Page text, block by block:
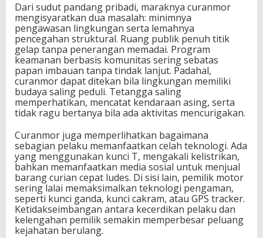
Dari sudut pandang pribadi, maraknya curanmor
mengisyaratkan dua masalah: minimnya
pengawasan lingkungan serta lemahnya
pencegahan struktural. Ruang publik penuh titik
gelap tanpa penerangan memadai. Program
keamanan berbasis komunitas sering sebatas
papan imbauan tanpa tindak lanjut. Padahal,
curanmor dapat ditekan bila lingkungan memiliki
budaya saling peduli. Tetangga saling
memperhatikan, mencatat kendaraan asing, serta
tidak ragu bertanya bila ada aktivitas mencurigakan.
Curanmor juga memperlihatkan bagaimana
sebagian pelaku memanfaatkan celah teknologi. Ada
yang menggunakan kunci T, mengakali kelistrikan,
bahkan memanfaatkan media sosial untuk menjual
barang curian cepat ludes. Di sisi lain, pemilik motor
sering lalai memaksimalkan teknologi pengaman,
seperti kunci ganda, kunci cakram, atau GPS tracker.
Ketidakseimbangan antara kecerdikan pelaku dan
kelengahan pemilik semakin memperbesar peluang
kejahatan berulang.